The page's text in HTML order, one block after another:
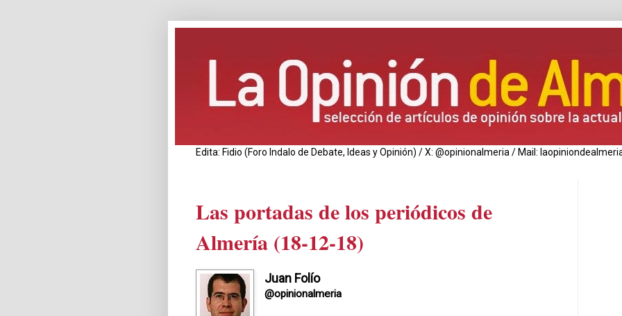
Edita: Fidio (Foro Indalo de Debate, Ideas y Opinión) / X: @opinionalmeria / Mail:
Las portadas de los periódicos de
Almería (18-12-18)
Juan Folío
@opinionalmeria